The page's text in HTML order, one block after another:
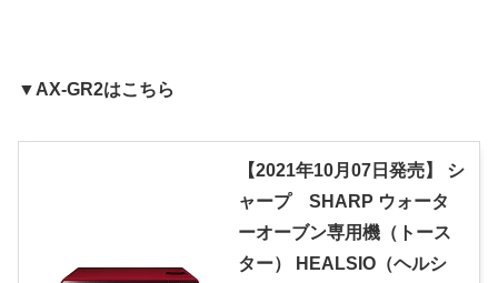
▼AX-GR2はこちら
【2021年10月07日発売】 シ
ャープ SHARP ウォータ
ーオーブン専用機（トース
ター） HEALSIO（ヘルシ